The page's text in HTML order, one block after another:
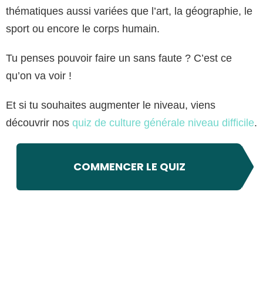
thématiques aussi variées que l’art, la géographie, le
sport ou encore le corps humain.
Tu penses pouvoir faire un sans faute ? C’est ce
qu’on va voir !
Et si tu souhaites augmenter le niveau, viens
découvrir nos quiz de culture générale niveau difficile.
COMMENCER LE QUIZ